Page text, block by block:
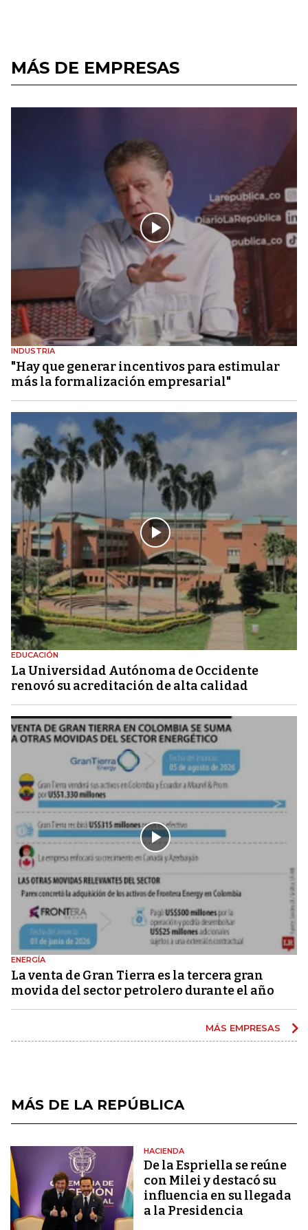
MÁS DE EMPRESAS
INDUSTRIA
"Hay que generar incentivos para estimular
más la formalización empresarial"
EDUCACIÓN
La Universidad Autónoma de Occidente
renovó su acreditación de alta calidad
ENERGÍA
La venta de Gran Tierra es la tercera gran
movida del sector petrolero durante el año
MÁS EMPRESAS
MÁS DE LA REPÚBLICA
HACIENDA
De la Espriella se reúne
con Milei y destacó su
influencia en su llegada
a la Presidencia